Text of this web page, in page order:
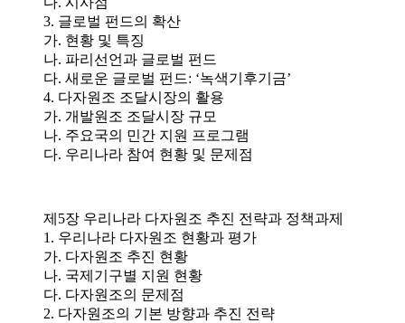
3. 글로벌 펀드의 확산
가. 현황 및 특징
나. 파리선언과 글로벌 펀드
다. 새로운 글로벌 펀드: ‘녹색기후기금’
4. 다자원조 조달시장의 활용
가. 개발원조 조달시장 규모
나. 주요국의 민간 지원 프로그램
다. 우리나라 참여 현황 및 문제점
제5장 우리나라 다자원조 추진 전략과 정책과제
1. 우리나라 다자원조 현황과 평가
가. 다자원조 추진 현황
나. 국제기구별 지원 현황
다. 다자원조의 문제점
2. 다자원조의 기본 방향과 추진 전략